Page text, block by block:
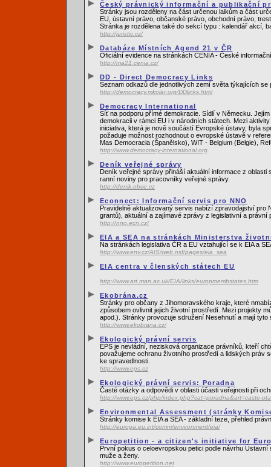
Český právnický informační a publikační
Stránky jsou rozděleny na část určenou laikům a část
EU, ústavní právo, občanské právo, obchodní právo,
Stránka je rozdělena také do sekcí typu : kalendář akcí,
http://juristic.cz/
Databáze Místních Agend 21 v ČR
Oficiální evidence na stránkách CENIA - České
http://ma21.cenia.cz/
DD - Direct Democracy Links
Seznam odkazů dle jednotlivých zemí světa týkajících se
http://democracy.mkolar.org/DDlinks.html
Democracy International
Síť na podporu přímé demokracie. Sídlí v Německu.
demokracii v rámci EU i v národních státech. Mezi
iniciativa, která je nově součástí Evropské ústavy, byla
požaduje možnost rozhodnout o evropské ústavě v
Mas Democracia (Španělsko), WIT - Belgium (Belgie),
http://www.democracy-international.org
Deník veřejné správy
Deník veřejné správy přináší aktuální informace z
ranní noviny pro pracovníky veřejné správy.
http://denik.obce.cz
Econnect: Informační servis pro NNO
Pravidelně aktualizovaný servis nabízí zpravodajství pro
grantů), aktuální a zajímavé zprávy z legislativní a
http://nno.ecn.cz/
EIA a SEA na stránkách Ministerstva
Na stránkách legislativa ČR a EU vztahující se k EIA a
http://www.env.cz/AIS/web.nsf/pages/eia_sea
EIA centra v členských státech EU
http://www.art.man.ac.uk/EIA/links/europmembstates.htm
Ekobrána.cz
Stránky pro občany z Jihomoravského kraje, které
způsobem ovlivnit jejich životní prostředí. Mezi projekty
apod.). Stránky provozuje sdružení Nesehnutí a mají
http://www.ekobrana.cz/
Ekologický právní servis
EPS je nevládní, nezisková organizace právníků, kteří
považujeme ochranu životního prostředí a lidských práv
ke spravedlnosti.
http://www.eps.cz
Ekologický právní servis: Poradna
Časté otázky a odpovědi v oblasti účasti veřejnosti při
http://www.eps.cz/php/index.php?cat=poradna&art=caste-
Environmental Assessment (stránky
Stránky komise k EIA a SEA - základní teze, přehled
http://europa.eu.int/comm/environment/eia/
Europetition - a citizen's initiative for
První pokus o celoevropskou petici podle návrhu
muže a ženy.
http://www.europetition.net